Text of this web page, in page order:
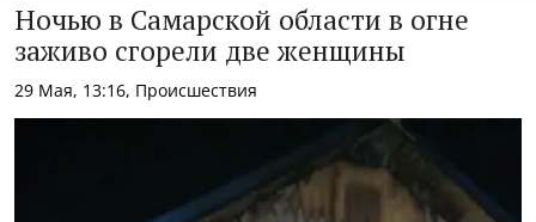
Ночью в Самарской области в огне
заживо сгорели две женщины
29 Мая, 13:16, Происшествия